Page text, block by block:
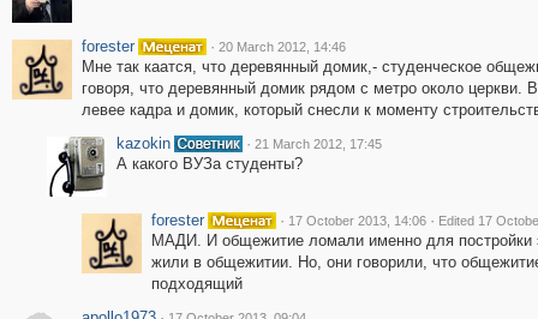
forester · 20 March 2012, 14:46
Мне так каатся, что деревянный домик,- студенческое
говоря, что деревянный домик рядом с метро около церкви.
левее кадра и домик, который снесли к моменту
kazokin
· 21 March 2012, 17:45
А какого ВУЗа студенты?
forester · 17 October 2013, 14:06 · Edited 17
МАДИ. И общежитие ломали именно для постройки
жили в общежитии. Но, они говорили, что
подходящий